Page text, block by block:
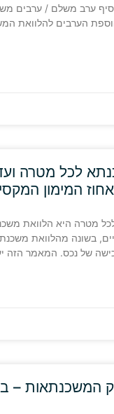
ערב משלם / ערבים
הערבים להלוואת
לכל מטרה
המימון
מטרה היא הלוואת
בשונה מהלוואת
של נכס. המאמר הזה
המשכנתאות –